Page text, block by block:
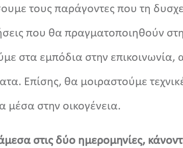
τους παράγοντες που τη
που θα πραγματοποιηθούν
στα εμπόδια στην επικοινωνία,
Επίσης, θα μοιραστούμε
μέσα στην οικογένεια.
στις δύο ημερομηνίες,